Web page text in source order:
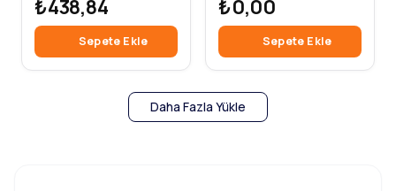
₺438,84
Sepete Ekle
₺0,00
Sepete Ekle
Daha Fazla Yükle